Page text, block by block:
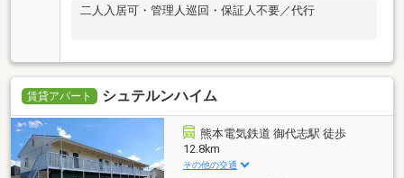
二人入居可・管理人巡回・保証人不要／代行
賃貸アパート シュテルンハイム
熊本電気鉄道 御代志駅 徒歩
12.8km
その他の交通